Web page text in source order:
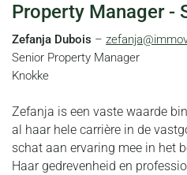
Property Manager -
Zefanja Dubois –
Senior Property Manager
Knokke
Zefanja is een vaste waarde
al haar hele carrière in de
schat aan ervaring mee in het
Haar gedrevenheid en